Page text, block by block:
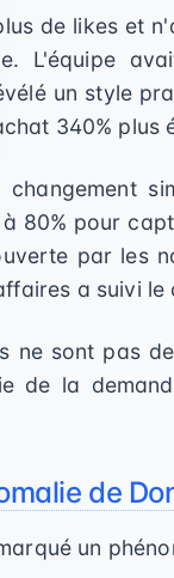
de likes et
L'équipe
un style
340% plus
changement
80% pour
par les
a suivi le
ne sont pas
de la
de
un